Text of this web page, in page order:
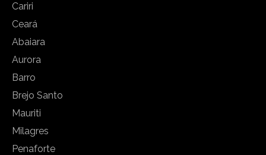
Cariri
Ceará
Abaiara
Aurora
Barro
Brejo Santo
Mauriti
Milagres
Penaforte